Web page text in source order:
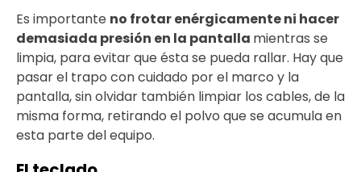
Es importante no frotar enérgicamente ni hacer
demasiada presión en la pantalla mientras se
limpia, para evitar que ésta se pueda rallar. Hay que
pasar el trapo con cuidado por el marco y la
pantalla, sin olvidar también limpiar los cables, de la
misma forma, retirando el polvo que se acumula en
esta parte del equipo.